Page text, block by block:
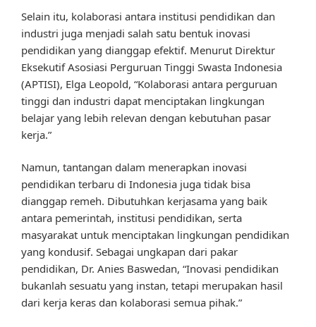
Selain itu, kolaborasi antara institusi pendidikan dan
industri juga menjadi salah satu bentuk inovasi
pendidikan yang dianggap efektif. Menurut Direktur
Eksekutif Asosiasi Perguruan Tinggi Swasta Indonesia
(APTISI), Elga Leopold, “Kolaborasi antara perguruan
tinggi dan industri dapat menciptakan lingkungan
belajar yang lebih relevan dengan kebutuhan pasar
kerja.”
Namun, tantangan dalam menerapkan inovasi
pendidikan terbaru di Indonesia juga tidak bisa
dianggap remeh. Dibutuhkan kerjasama yang baik
antara pemerintah, institusi pendidikan, serta
masyarakat untuk menciptakan lingkungan pendidikan
yang kondusif. Sebagai ungkapan dari pakar
pendidikan, Dr. Anies Baswedan, “Inovasi pendidikan
bukanlah sesuatu yang instan, tetapi merupakan hasil
dari kerja keras dan kolaborasi semua pihak.”